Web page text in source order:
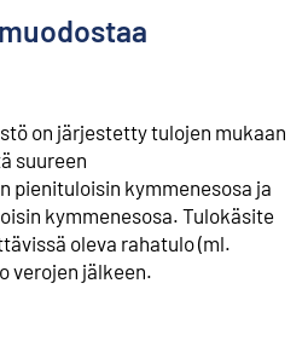
on järjestetty tulojen mukaan
suureen
pienituloisin kymmenesosa ja
kymmenesosa. Tulokäsite
oleva rahatulo (ml.
verojen jälkeen.